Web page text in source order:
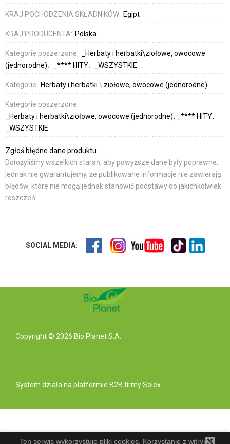
KRAJ POCHODZENIA SKŁADNIKÓW: Egipt
KRAJ PRODUCENTA: Polska
Kategorie poszerzone:
_Herbaty i herbatki\ziołowe, owocowe
(jednorodne)
_**** HITY _WSZYSTKIE
Kategorie: Herbaty i herbatki \ ziołowe, owocowe (jednorodne)
Kategorie poszerzone:
_Herbaty i herbatki\ziołowe, owocowe (jednorodne)
_**** HITY
_WSZYSTKIE
Zgłoś błędne dane produktu
Dołożyliśmy wszelkich starań, aby powyższe dane były poprawne,
jednak nie gwarantujemy, że publikowane informacje nie zawierają
błędów, które nie mogą jednak stanowić podstawy do jakichkolwiek
roszczeń.
SOCIAL MEDIA:
Copyright © 2026 Bio Planet S.A.
System działa na platformie B2B firmy Solex
Ten serwis wykorzystuje pliki cookies. Korzystanie z witryny